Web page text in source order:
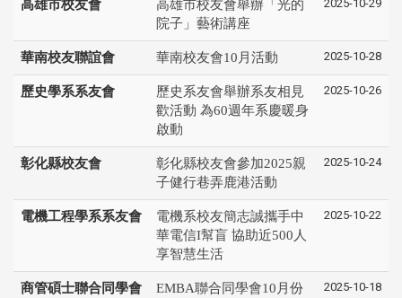
高雄市校友會
高雄市校友會舉辦「光的
院子」藝術講座
2025-10-29
華南校友聯誼會 華南校友會10月活動 2025-10-28
歷史學系系友會
歷史系友會舉辦系友相見
歡活動 為60週年系慶暖身
啟動
2025-10-26
彰化縣校友會
彰化縣校友會參加2025親
子健行巷弄鹿港活動
2025-10-24
電機工程學系系友會
電機系校友簡志誠攜手中
華電信I幫盲 協助近500人
享智慧生活
2025-10-22
商管碩士聯合同學會
EMBA聯合同學會10月份
2025-10-18